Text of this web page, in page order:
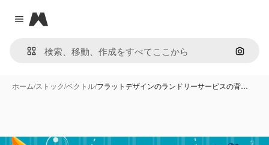
Close menu
Magnific
画像で
ホーム/ストック/ベクトル/フラットデザインのランドリーサービスの背…